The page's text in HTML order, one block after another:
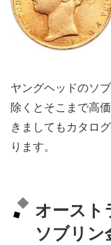
ヤングヘッドのソ
除くとそこまで高
きましてもカタロ
ります。
オースト
ソブリン